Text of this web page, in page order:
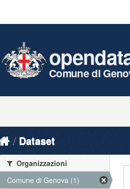
Comune di
Dataset
Organizzazioni
Comune di Genova (1)